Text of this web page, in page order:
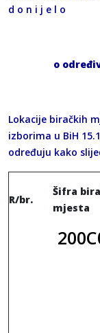
d o n i j e l o
o
Lokacije biračkih
izborima u BiH
određuju kako
R/br.
Šifra
mjesta